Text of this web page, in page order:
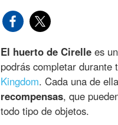
El huerto de Cirelle es
podrás completar durante
Kingdom. Cada una de
recompensas, que
todo tipo de objetos.